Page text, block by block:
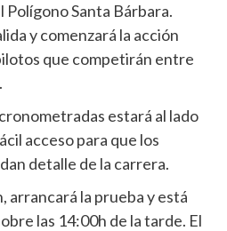
Polígono Santa Bárbara.
y comenzará la acción
que competirán entre
estará al lado
acceso para que los
detalle de la carrera.
arrancará la prueba y está
las 14:00h de la tarde. El